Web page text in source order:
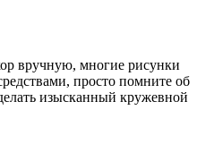
вручную, многие рисунки
просто помните об
изысканный кружевной